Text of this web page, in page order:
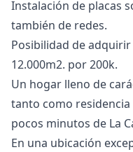
Instalación de placas
también de redes.
Posibilidad de
‌12.000m2. ‌por 200k.
Un hogar lleno de
‌tanto ‌como
‌pocos ‌minutos ‌de ‌La
En una ubicación